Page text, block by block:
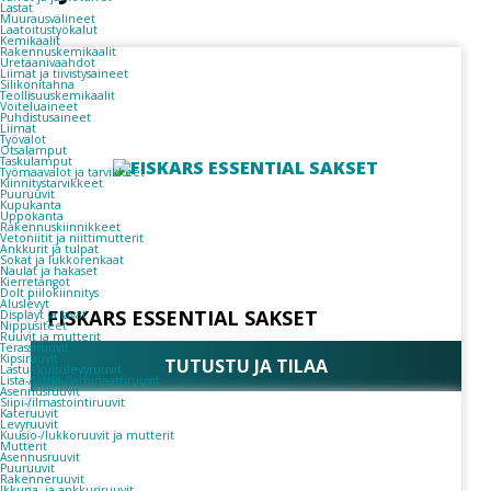
Lastat
Muurausvälineet
Laatoitustyökalut
Kemikaalit
Rakennuskemikaalit
Uretaanivaahdot
Liimat ja tiivistysaineet
Silikonitahna
Teollisuuskemikaalit
Voiteluaineet
Puhdistusaineet
Liimat
Työvalot
Otsalamput
Taskulamput
Työmaavalot ja tarvikkeet
Kiinnitys­tarvikkeet
Puuruuvit
Kupukanta
Uppokanta
Rakennuskiinnikkeet
Vetoniitit ja niittimutterit
Ankkurit ja tulpat
Sokat ja lukkorenkaat
Naulat ja hakaset
Kierretangot
Dolt piilokiinnitys
Aluslevyt
Displayt ja lavat
Nippusiteet
Ruuvit ja mutterit
Terassiruuvit
Kipsiruuvit
Lastu-/kuitulevyruuvit
Lista-/lattia-/laminaattiruuvit
Asennusruuvit
Siipi-/ilmastointiruuvit
Kateruuvit
Levyruuvit
Kuusio-/lukkoruuvit ja mutterit
Mutterit
Asennusruuvit
Puuruuvit
Rakenneruuvit
FISKARS ESSENTIAL SAKSET
TUTUSTU JA TILAA